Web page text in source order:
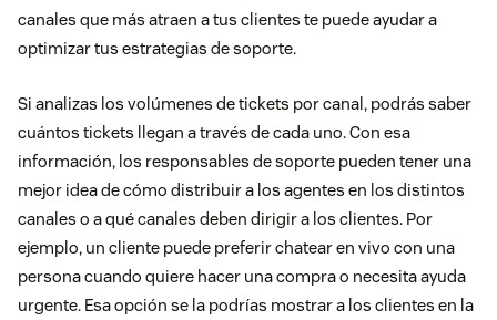
canales que más atraen a tus clientes te puede ayudar a
optimizar tus estrategias de soporte.
Si analizas los volúmenes de tickets por canal, podrás saber
cuántos tickets llegan a través de cada uno. Con esa
información, los responsables de soporte pueden tener una
mejor idea de cómo distribuir a los agentes en los distintos
canales o a qué canales deben dirigir a los clientes. Por
ejemplo, un cliente puede preferir chatear en vivo con una
persona cuando quiere hacer una compra o necesita ayuda
urgente. Esa opción se la podrías mostrar a los clientes en la